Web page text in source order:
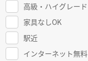
高級・ハイグレード
家具なしOK
駅近
インターネット無料